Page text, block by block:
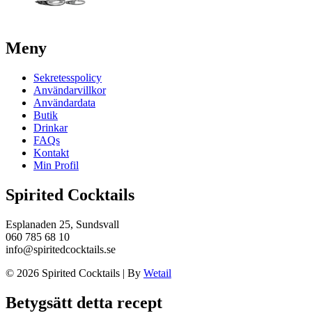
Meny
Sekretesspolicy
Användarvillkor
Användardata
Butik
Drinkar
FAQs
Kontakt
Min Profil
Spirited Cocktails
Esplanaden 25, Sundsvall
060 785 68 10
info@spiritedcocktails.se
© 2026 Spirited Cocktails | By Wetail
Betygsätt detta recept